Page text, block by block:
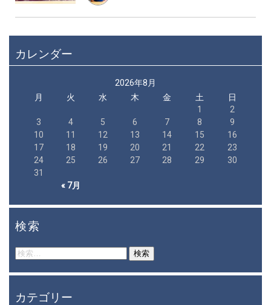
カレンダー
2026年8月
月
火 水 木 金 土 日
« 7月
1
2
3
4 5 6 7 8
9
10
11 12 13 14 15
16
17
18 19 20 21 22
23
24
25 26 27 28 29
30
31
検索
検
索:
カテゴリー